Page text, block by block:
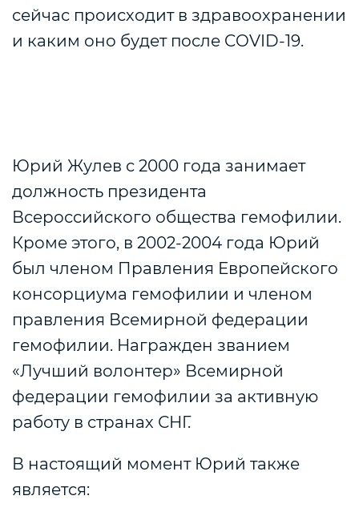
сейчас происходит в здравоохранении
и каким оно будет после COVID-19.
Юрий Жулев с 2000 года занимает
должность президента
Всероссийского общества гемофилии.
Кроме этого, в 2002-2004 года Юрий
был членом Правления Европейского
консорциума гемофилии и членом
правления Всемирной федерации
гемофилии. Награжден званием
«Лучший волонтер» Всемирной
федерации гемофилии за активную
работу в странах СНГ.
В настоящий момент Юрий также
является: